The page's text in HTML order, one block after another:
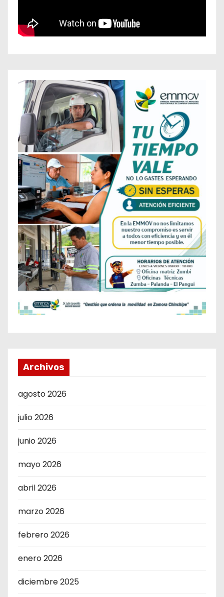
Archivos
agosto 2026
julio 2026
junio 2026
mayo 2026
abril 2026
marzo 2026
febrero 2026
enero 2026
diciembre 2025